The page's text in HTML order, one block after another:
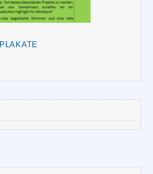
PLAKATE